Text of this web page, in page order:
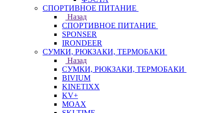
СПОРТИВНОЕ ПИТАНИЕ
Назад
СПОРТИВНОЕ ПИТАНИЕ
SPONSER
IRONDEER
СУМКИ, РЮКЗАКИ, ТЕРМОБАКИ
Назад
СУМКИ, РЮКЗАКИ, ТЕРМОБАКИ
BIVIUM
KINETIXX
KV+
MOAX